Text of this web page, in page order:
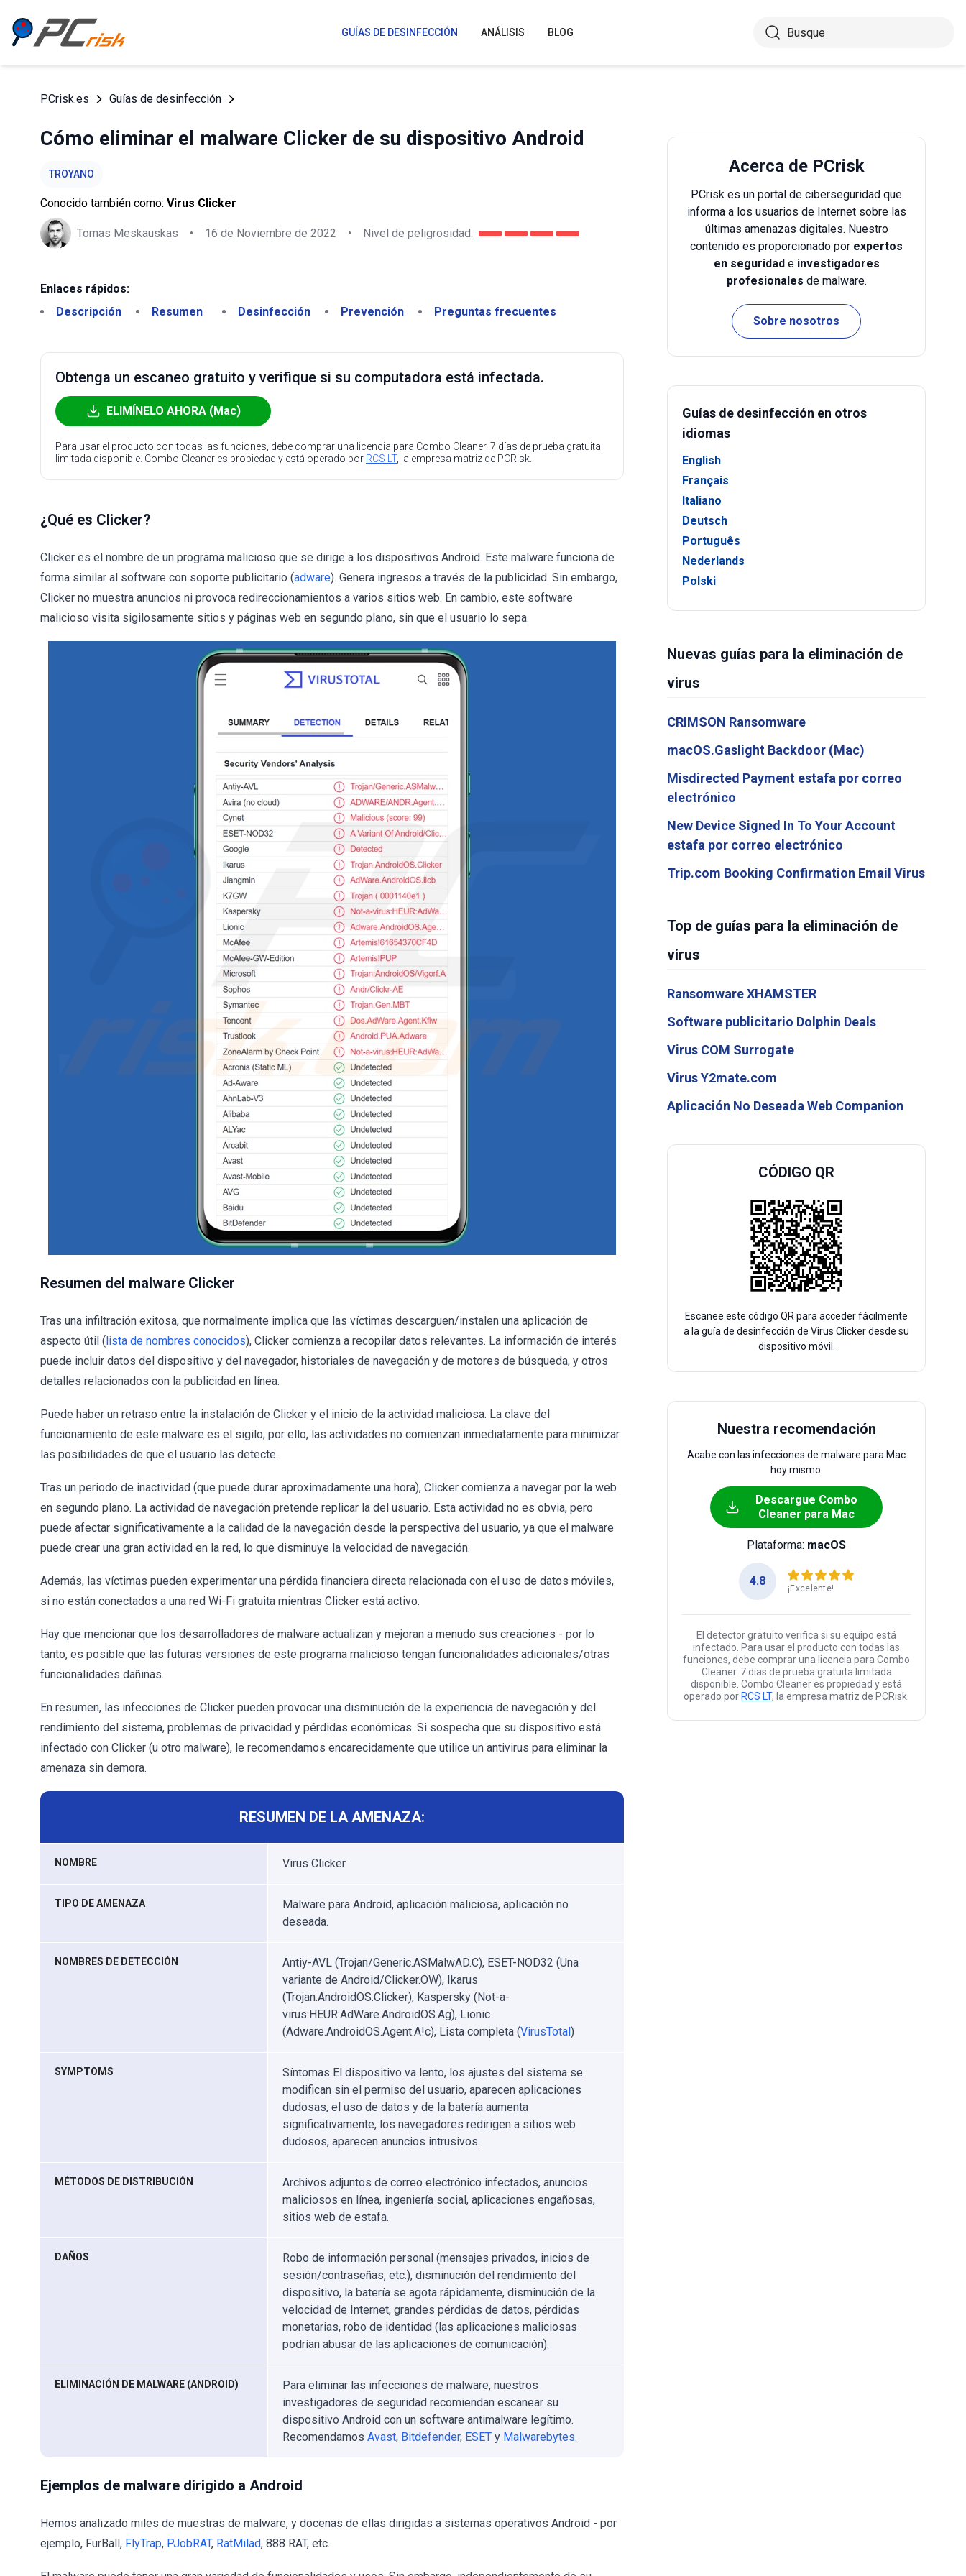
GUÍAS DE DESINFECCIÓN ANÁLISIS BLOG
PCrisk.es Guías de desinfección
Cómo eliminar el malware Clicker de su dispositivo Android
TROYANO
Conocido también como: Virus Clicker
Tomas Meskauskas • 16 de Noviembre de 2022 • Nivel de peligrosidad:
Enlaces rápidos:
Descripción
Resumen Desinfección Prevención Preguntas frecuentes
Obtenga un escaneo gratuito y verifique si su computadora está infectada.
ELIMÍNELO AHORA (Mac)
Para usar el producto con todas las funciones, debe comprar una licencia para Combo Cleaner. 7 días de prueba gratuita
limitada disponible. Combo Cleaner es propiedad y está operado por RCS LT, la empresa matriz de PCRisk.
¿Qué es Clicker?
Clicker es el nombre de un programa malicioso que se dirige a los dispositivos Android. Este malware funciona de
forma similar al software con soporte publicitario (adware). Genera ingresos a través de la publicidad. Sin embargo,
Clicker no muestra anuncios ni provoca redireccionamientos a varios sitios web. En cambio, este software
malicioso visita sigilosamente sitios y páginas web en segundo plano, sin que el usuario lo sepa.
Resumen del malware Clicker
Tras una infiltración exitosa, que normalmente implica que las víctimas descarguen/instalen una aplicación de
aspecto útil (lista de nombres conocidos), Clicker comienza a recopilar datos relevantes. La información de interés
puede incluir datos del dispositivo y del navegador, historiales de navegación y de motores de búsqueda, y otros
detalles relacionados con la publicidad en línea.
Puede haber un retraso entre la instalación de Clicker y el inicio de la actividad maliciosa. La clave del
funcionamiento de este malware es el sigilo; por ello, las actividades no comienzan inmediatamente para minimizar
las posibilidades de que el usuario las detecte.
Tras un periodo de inactividad (que puede durar aproximadamente una hora), Clicker comienza a navegar por la web
en segundo plano. La actividad de navegación pretende replicar la del usuario. Esta actividad no es obvia, pero
puede afectar significativamente a la calidad de la navegación desde la perspectiva del usuario, ya que el malware
puede crear una gran actividad en la red, lo que disminuye la velocidad de navegación.
Además, las víctimas pueden experimentar una pérdida financiera directa relacionada con el uso de datos móviles,
si no están conectados a una red Wi-Fi gratuita mientras Clicker está activo.
Hay que mencionar que los desarrolladores de malware actualizan y mejoran a menudo sus creaciones - por lo
tanto, es posible que las futuras versiones de este programa malicioso tengan funcionalidades adicionales/otras
funcionalidades dañinas.
En resumen, las infecciones de Clicker pueden provocar una disminución de la experiencia de navegación y del
rendimiento del sistema, problemas de privacidad y pérdidas económicas. Si sospecha que su dispositivo está
infectado con Clicker (u otro malware), le recomendamos encarecidamente que utilice un antivirus para eliminar la
amenaza sin demora.
RESUMEN DE LA AMENAZA:
NOMBRE Virus Clicker
TIPO DE AMENAZA
Malware para Android, aplicación maliciosa, aplicación no
deseada.
NOMBRES DE DETECCIÓN
Antiy-AVL (Trojan/Generic.ASMalwAD.C), ESET-NOD32 (Una
variante de Android/Clicker.OW), Ikarus
(Trojan.AndroidOS.Clicker), Kaspersky (Not-a-
virus:HEUR:AdWare.AndroidOS.Ag), Lionic
(Adware.AndroidOS.Agent.A!c), Lista completa (VirusTotal)
SYMPTOMS
Síntomas El dispositivo va lento, los ajustes del sistema se
modifican sin el permiso del usuario, aparecen aplicaciones
dudosas, el uso de datos y de la batería aumenta
significativamente, los navegadores redirigen a sitios web
dudosos, aparecen anuncios intrusivos.
MÉTODOS DE DISTRIBUCIÓN
Archivos adjuntos de correo electrónico infectados, anuncios
maliciosos en línea, ingeniería social, aplicaciones engañosas,
sitios web de estafa.
DAÑOS
Robo de información personal (mensajes privados, inicios de
sesión/contraseñas, etc.), disminución del rendimiento del
dispositivo, la batería se agota rápidamente, disminución de la
velocidad de Internet, grandes pérdidas de datos, pérdidas
monetarias, robo de identidad (las aplicaciones maliciosas
podrían abusar de las aplicaciones de comunicación).
ELIMINACIÓN DE MALWARE (ANDROID)
Para eliminar las infecciones de malware, nuestros
investigadores de seguridad recomiendan escanear su
dispositivo Android con un software antimalware legítimo.
Recomendamos Avast, Bitdefender, ESET y Malwarebytes.
Ejemplos de malware dirigido a Android
Hemos analizado miles de muestras de malware, y docenas de ellas dirigidas a sistemas operativos Android - por
ejemplo, FurBall, FlyTrap, PJobRAT, RatMilad, 888 RAT, etc.
Acerca de PCrisk
PCrisk es un portal de ciberseguridad que
informa a los usuarios de Internet sobre las
últimas amenazas digitales. Nuestro
contenido es proporcionado por expertos
en seguridade investigadores
profesionales de malware.
Sobre nosotros
Guías de desinfección en otros
idiomas
English
Français
Italiano
Deutsch
Português
Nederlands
Polski
Nuevas guías para la eliminación de
virus
CRIMSON Ransomware
macOS.Gaslight Backdoor (Mac)
Misdirected Payment estafa por correo
electrónico
New Device Signed In To Your Account
estafa por correo electrónico
Trip.com Booking Confirmation Email Virus
Top de guías para la eliminación de
virus
Ransomware XHAMSTER
Software publicitario Dolphin Deals
Virus COM Surrogate
Virus Y2mate.com
Aplicación No Deseada Web Companion
CÓDIGO QR
Escanee este código QR para acceder fácilmente
a la guía de desinfección de Virus Clicker desde su
dispositivo móvil.
Nuestra recomendación
Acabe con las infecciones de malware para Mac
hoy mismo:
Descargue Combo
Cleaner para Mac
Plataforma: macOS
4.8
¡Excelente!
El detector gratuito verifica si su equipo está
infectado. Para usar el producto con todas las
funciones, debe comprar una licencia para Combo
Cleaner. 7 días de prueba gratuita limitada
disponible. Combo Cleaner es propiedad y está
operado por RCS LT, la empresa matriz de PCRisk.